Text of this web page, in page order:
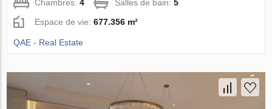
Chambres:4 Salles de bain:5
Espace de vie:677.356 m²
QAE - Real Estate